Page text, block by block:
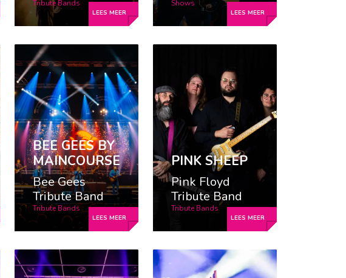
Tribute Bands
Shows
BEE GEES BY
MAINCOURSE
Bee Gees
Tribute Band
Tribute Bands
PINK SHEEP
Pink Floyd
Tribute Band
Tribute Bands